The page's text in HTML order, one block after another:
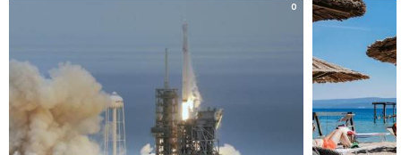
0